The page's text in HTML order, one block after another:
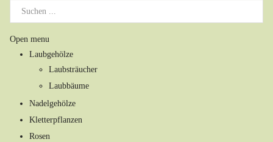
Open menu
Laubgehölze
Laubsträucher
Laubbäume
Nadelgehölze
Kletterpflanzen
Rosen